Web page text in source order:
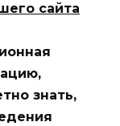
сайта
знать,